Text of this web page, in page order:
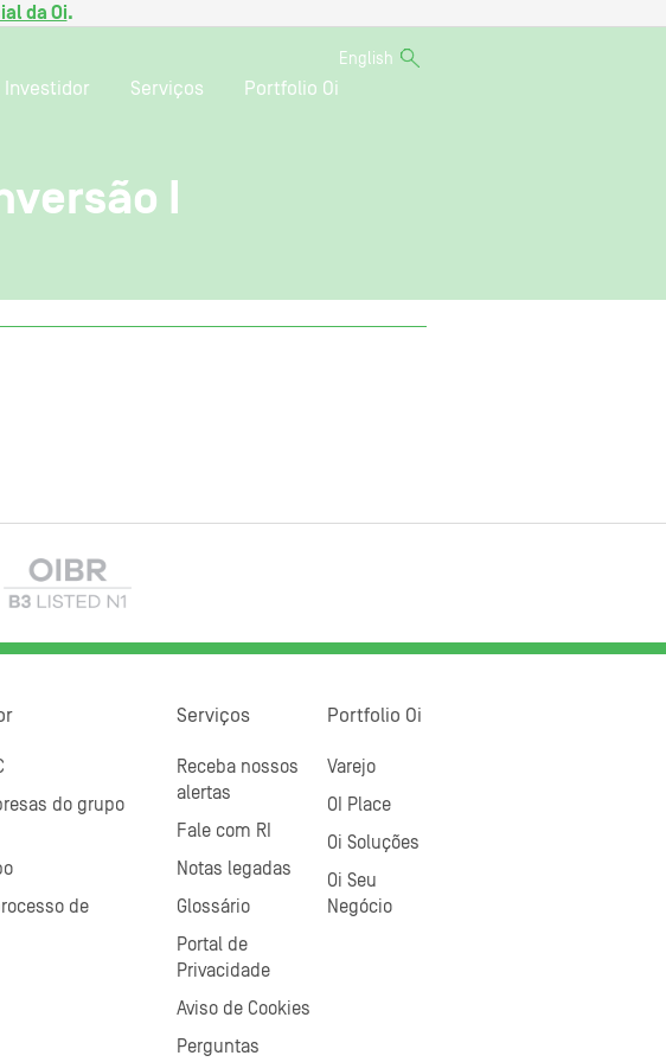
da Oi.
English
Investidor Serviços Portfolio Oi
I
do grupo
de
Serviços
Receba nossos
alertas
Fale com RI
Notas legadas
Glossário
Portal de
Privacidade
Aviso de Cookies
Perguntas
Portfolio Oi
Varejo
OI Place
Oi Soluções
Oi Seu
Negócio